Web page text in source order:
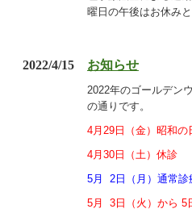
曜日の午後はお休み
2022/4/15 お知らせ
2022年のゴールデン
の通りです。
4月29日（金）昭和
4月30日（土）休診
5月 2日（月）通常診
5月 3日（火）から 5